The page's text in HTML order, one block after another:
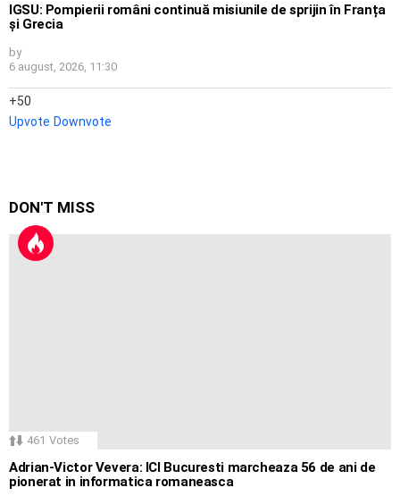
IGSU: Pompierii români continuă misiunile de sprijin în Franța
și Grecia
by
6 august, 2026, 11:30
50
Upvote Downvote
DON'T MISS
461 Votes
Adrian-Victor Vevera: ICI Bucuresti marcheaza 56 de ani de
pionerat in informatica romaneasca